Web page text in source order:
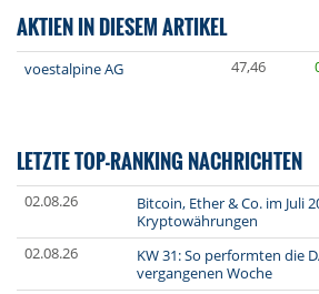
AKTIEN IN DIESEM ARTIKEL
voestalpine AG 47,46
LETZTE TOP-RANKING NACHRICHTEN
02.08.26
Bitcoin, Ether & Co. im Juli
Kryptowährungen
02.08.26
KW 31: So performten die
vergangenen Woche